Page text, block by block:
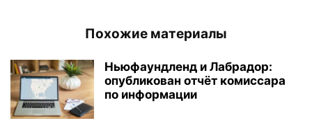
Похожие материалы
Ньюфаундленд и Лабрадор:
опубликован отчёт комиссара
по информации